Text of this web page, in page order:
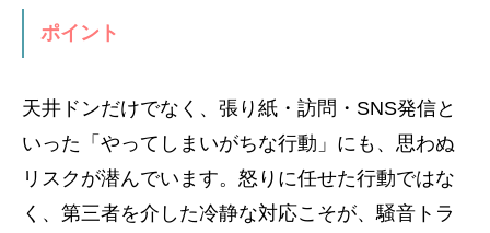
ポイント
天井ドンだけでなく、張り紙・訪問・SNS発信と
いった「やってしまいがちな行動」にも、思わぬ
リスクが潜んでいます。怒りに任せた行動ではな
く、第三者を介した冷静な対応こそが、騒音トラ